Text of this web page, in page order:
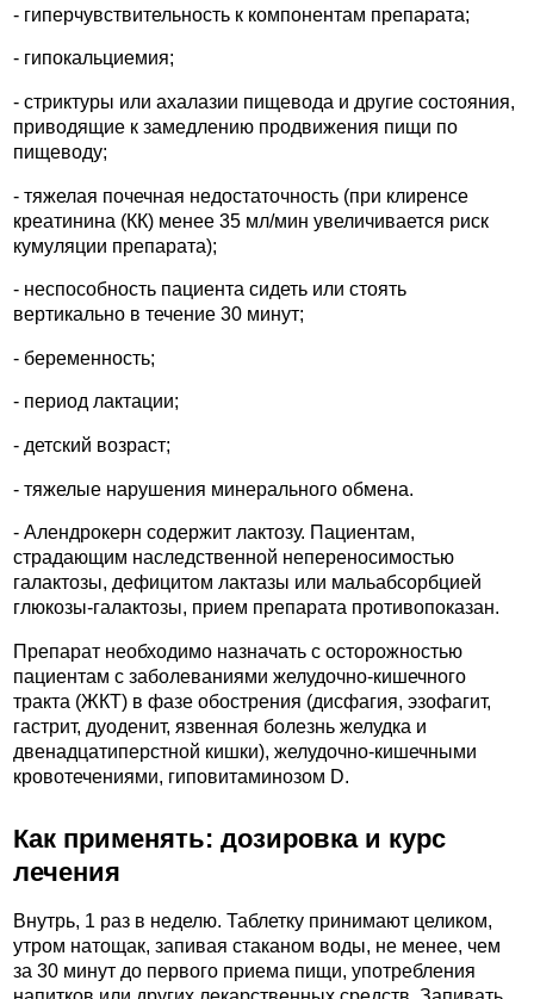
- гиперчувствительность к компонентам препарата;
- гипокальциемия;
- стриктуры или ахалазии пищевода и другие состояния,
приводящие к замедлению продвижения пищи по
пищеводу;
- тяжелая почечная недостаточность (при клиренсе
креатинина (КК) менее 35 мл/мин увеличивается риск
кумуляции препарата);
- неспособность пациента сидеть или стоять
вертикально в течение 30 минут;
- беременность;
- период лактации;
- детский возраст;
- тяжелые нарушения минерального обмена.
- Алендрокерн содержит лактозу. Пациентам,
страдающим наследственной непереносимостью
галактозы, дефицитом лактазы или мальабсорбцией
глюкозы-галактозы, прием препарата противопоказан.
Препарат необходимо назначать с осторожностью
пациентам с заболеваниями желудочно-кишечного
тракта (ЖКТ) в фазе обострения (дисфагия, эзофагит,
гастрит, дуоденит, язвенная болезнь желудка и
двенадцатиперстной кишки), желудочно-кишечными
кровотечениями, гиповитаминозом D.
Как применять: дозировка и курс
лечения
Внутрь, 1 раз в неделю. Таблетку принимают целиком,
утром натощак, запивая стаканом воды, не менее, чем
за 30 минут до первого приема пищи, употребления